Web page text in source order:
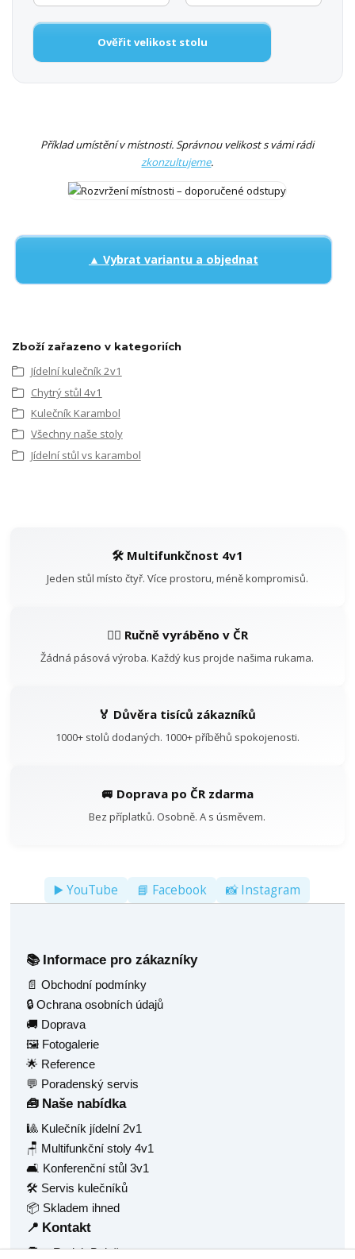
Ověřit velikost stolu
Příklad umístění v místnosti. Správnou velikost s vámi rádi
zkonzultujeme.
▲ Vybrat variantu a objednat
Zboží zařazeno v kategoriích
Jídelní kulečník 2v1
Chytrý stůl 4v1
Kulečník Karambol
Všechny naše stoly
Jídelní stůl vs karambol
🛠️ Multifunkčnost 4v1
Jeden stůl místo čtyř. Více prostoru, méně kompromisů.
👷‍♂️ Ručně vyráběno v ČR
Žádná pásová výroba. Každý kus projde našima rukama.
🏅 Důvěra tisíců zákazníků
1000+ stolů dodaných. 1000+ příběhů spokojenosti.
🚐 Doprava po ČR zdarma
Bez příplatků. Osobně. A s úsměvem.
▶️ YouTube 📘 Facebook 📸 Instagram
📚 Informace pro zákazníky
📄 Obchodní podmínky
🔒 Ochrana osobních údajů
🚚 Doprava
🖼️ Fotogalerie
🌟 Reference
💬 Poradenský servis
🧰 Naše nabídka
🎱 Kulečník jídelní 2v1
🪑 Multifunkční stoly 4v1
🛋️ Konferenční stůl 3v1
🛠️ Servis kulečníků
📦 Skladem ihned
📍 Kontakt
🧑‍💼 Radek Balaš